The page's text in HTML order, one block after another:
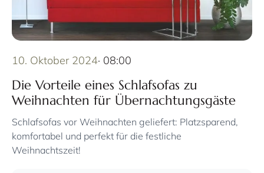
10. Oktober 2024· 08:00
Die Vorteile eines Schlafsofas zu
Weihnachten für Übernachtungsgäste
Schlafsofas vor Weihnachten geliefert: Platzsparend,
komfortabel und perfekt für die festliche
Weihnachtszeit!